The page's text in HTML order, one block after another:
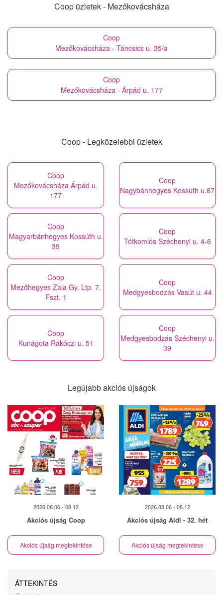
Coop üzletek - Mezőkovácsháza
Coop
Mezőkovácsháza - Táncsics u. 35/a
Coop
Mezőkovácsháza - Árpád u. 177
Coop - Legközelebbi üzletek
Coop
Mezőkovácsháza Árpád u.
177
Coop
Nagybánhegyes Kossúth u.67
Coop
Magyarbánhegyes Kossúth u.
39
Coop
Tótkomlós Széchenyi u. 4-6
Coop
Mezőhegyes Zala Gy. Ltp. 7.
Fszt. 1
Coop
Medgyesbodzás Vasút u. 44
Coop
Kunágota Rákóczi u. 51
Coop
Medgyesbodzás Széchenyi u.
39
Legújabb akciós újságok
2026.08.06 - 08.12
Akciós újság Coop
Akciós újság megtekintése
2026.08.06 - 08.12
Akciós újság Aldi - 32. hét
Akciós újság megtekintése
ÁTTEKINTÉS